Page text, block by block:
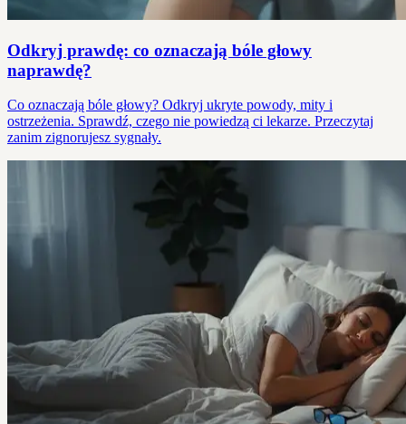
Odkryj prawdę: co oznaczają bóle głowy
naprawdę?
Co oznaczają bóle głowy? Odkryj ukryte powody, mity i
ostrzeżenia. Sprawdź, czego nie powiedzą ci lekarze. Przeczytaj
zanim zignorujesz sygnały.